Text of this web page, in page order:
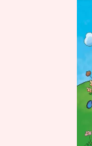
Bibliothèque
Contes d'ici et